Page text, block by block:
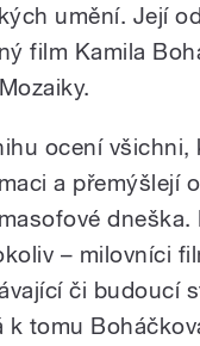
umění. Její
film Kamila
ocení všichni,
a přemýšlejí
dneška.
– milovníci
či budoucí
k tomu